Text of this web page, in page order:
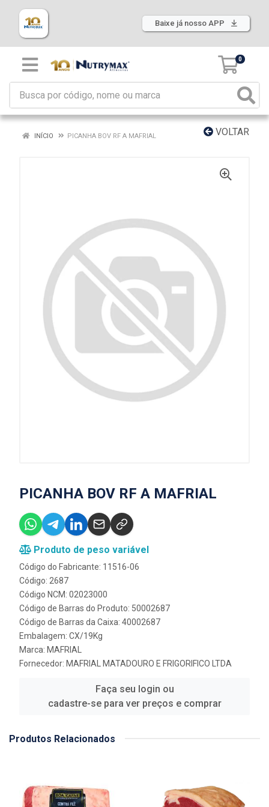
Baixe já nosso APP
0
VOLTAR
INÍCIO PICANHA BOV RF A MAFRIAL
PICANHA BOV RF A MAFRIAL
Produto de peso variável
Código do Fabricante: 11516-06
Código: 2687
Código NCM: 02023000
Código de Barras do Produto: 50002687
Código de Barras da Caixa: 40002687
Embalagem: CX/19Kg
Marca: MAFRIAL
Fornecedor: MAFRIAL MATADOURO E FRIGORIFICO LTDA
Faça seu login ou
cadastre-se para ver preços e comprar
Produtos Relacionados